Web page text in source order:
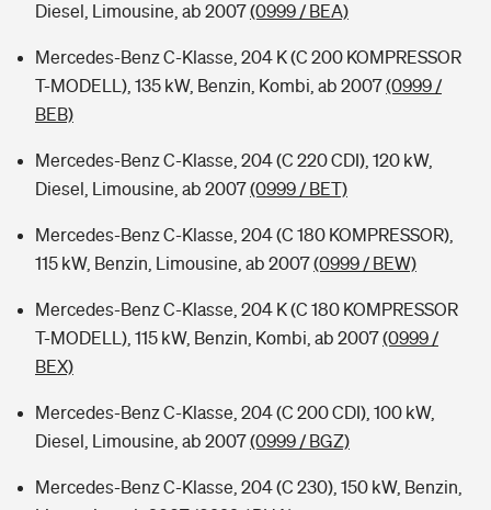
Diesel, Limousine, ab 2007(0999 / BEA)
Mercedes-Benz C-Klasse, 204 K (C 200 KOMPRESSOR
T-MODELL), 135 kW, Benzin, Kombi, ab 2007(0999 /
BEB)
Mercedes-Benz C-Klasse, 204 (C 220 CDI), 120 kW,
Diesel, Limousine, ab 2007(0999 / BET)
Mercedes-Benz C-Klasse, 204 (C 180 KOMPRESSOR),
115 kW, Benzin, Limousine, ab 2007(0999 / BEW)
Mercedes-Benz C-Klasse, 204 K (C 180 KOMPRESSOR
T-MODELL), 115 kW, Benzin, Kombi, ab 2007(0999 /
BEX)
Mercedes-Benz C-Klasse, 204 (C 200 CDI), 100 kW,
Diesel, Limousine, ab 2007(0999 / BGZ)
Mercedes-Benz C-Klasse, 204 (C 230), 150 kW, Benzin,